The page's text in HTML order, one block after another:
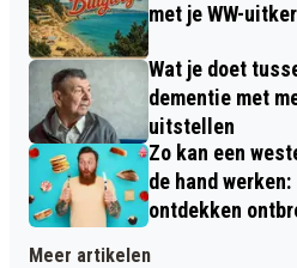
met je WW-
Wat je doet
dementie met
uitstellen
Zo kan een
de hand
ontdekken
Meer artikelen